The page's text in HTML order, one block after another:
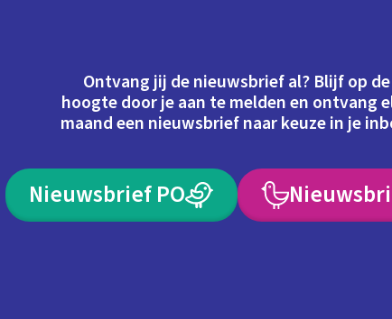
Ontvang jij de nieuwsbrief al? Blijf op de
hoogte door je aan te melden en ontvang
maand een nieuwsbrief naar keuze in je
Nieuwsbrief PO